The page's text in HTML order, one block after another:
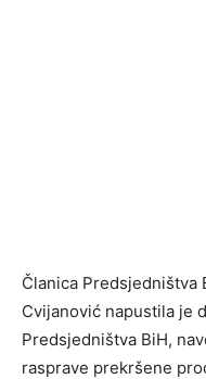
Članica Predsjedništva
Cvijanović napustila je
Predsjedništva BiH,
rasprave prekršene